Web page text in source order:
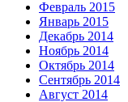
Февраль 2015
Январь 2015
Декабрь 2014
Ноябрь 2014
Октябрь 2014
Сентябрь 2014
Август 2014